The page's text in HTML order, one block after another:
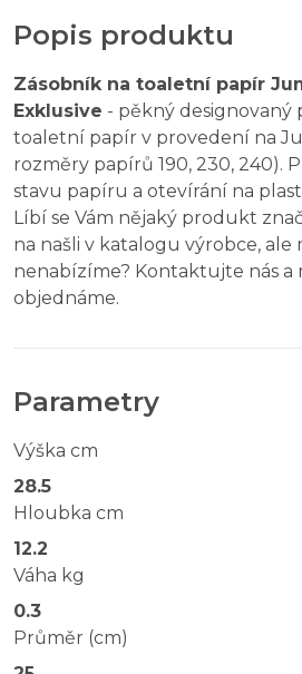
Popis produktu
Zásobník na toaletní papír
Exklusive - pěkný designovaný
toaletní papír v provedení na
rozměry papírů 190, 230, 240).
stavu papíru a otevírání na
Líbí se Vám nějaký produkt
na našli v katalogu výrobce, ale
nenabízíme? Kontaktujte nás a
objednáme.
Parametry
Výška cm
28.5
Hloubka cm
12.2
Váha kg
0.3
Průměr (cm)